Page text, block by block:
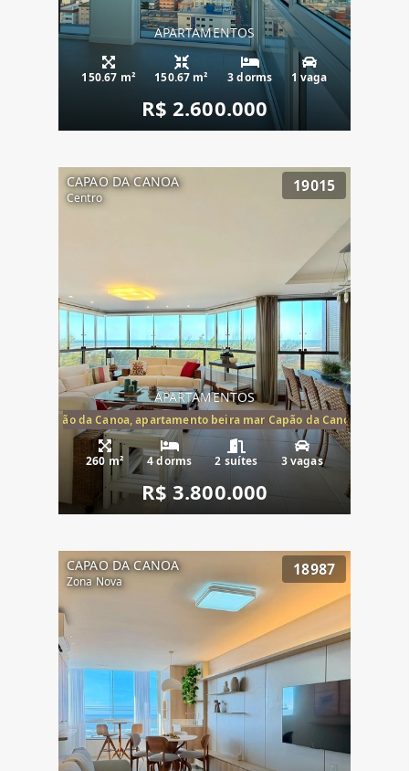
APARTAMENTOS
150.67 m² 150.67 m² 3 dorms 1 vaga
R$ 2.600.000
CAPAO DA CANOA
Centro
19015
APARTAMENTOS
mar Capão da Canoa, apartamento beira mar Capão da Canoa,
260 m² 4 dorms 2 suítes 3 vagas
R$ 3.800.000
CAPAO DA CANOA
Zona Nova
18987